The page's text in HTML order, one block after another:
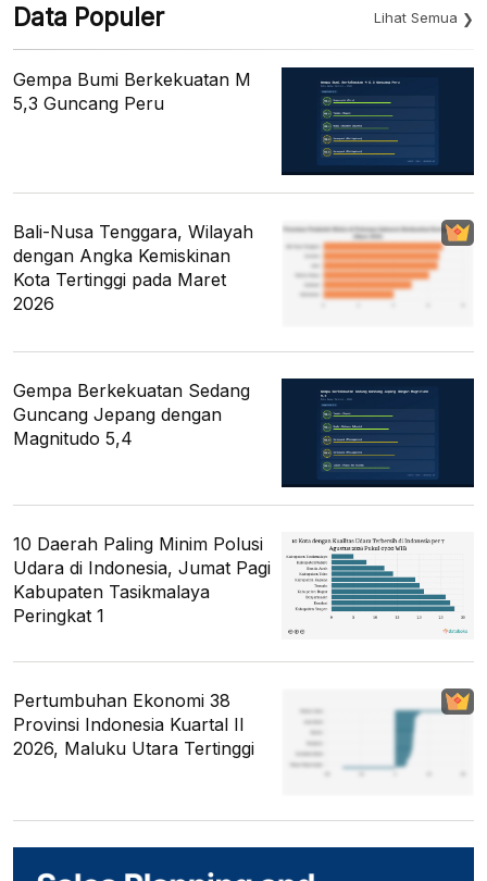
Data Populer Lihat Semua
Gempa Bumi Berkekuatan M
5,3 Guncang Peru
Bali-Nusa Tenggara, Wilayah
dengan Angka Kemiskinan
Kota Tertinggi pada Maret
2026
Gempa Berkekuatan Sedang
Guncang Jepang dengan
Magnitudo 5,4
10 Daerah Paling Minim Polusi
Udara di Indonesia, Jumat Pagi
Kabupaten Tasikmalaya
Peringkat 1
Pertumbuhan Ekonomi 38
Provinsi Indonesia Kuartal II
2026, Maluku Utara Tertinggi